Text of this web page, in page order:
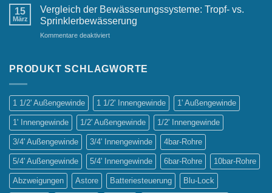
jeden
Gastgarten
wichtigsten
automatischer
Bewässerungssysteme
15
März
Vergleich der Bewässerungssysteme: Tropf- vs.
Sprinklerbewässerung
Kommentare deaktiviertfür
Bewässerungssysteme:
Sprinklerbewässerung
PRODUKT SCHLAGWORTE
1 1/2' Außengewinde 1 1/2' Innengewinde 1' Außengewinde
1' Innengewinde 1/2' Außengewinde 1/2' Innengewinde
3/4' Außengewinde 3/4' Innengewinde 4bar-Rohre
5/4' Außengewinde 5/4' Innengewinde 6bar-Rohre 10bar-Rohre
Abzweigungen Astore Batteriesteuerung Blu-Lock